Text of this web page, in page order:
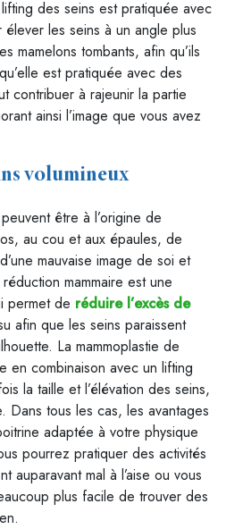
des seins est pratiquée avec
les seins à un angle plus
mamelons tombants, afin qu’ils
est pratiquée avec des
contribuer à rajeunir la partie
ainsi l’image que vous avez
volumineux
être à l’origine de
au cou et aux épaules, de
mauvaise image de soi et
mammaire est une
permet de réduire l’excès de
afin que les seins paraissent
La mammoplastie de
en combinaison avec un lifting
la taille et l’élévation des seins,
Dans tous les cas, les avantages
adaptée à votre physique
pourrez pratiquer des activités
auparavant mal à l’aise ou vous
plus facile de trouver des